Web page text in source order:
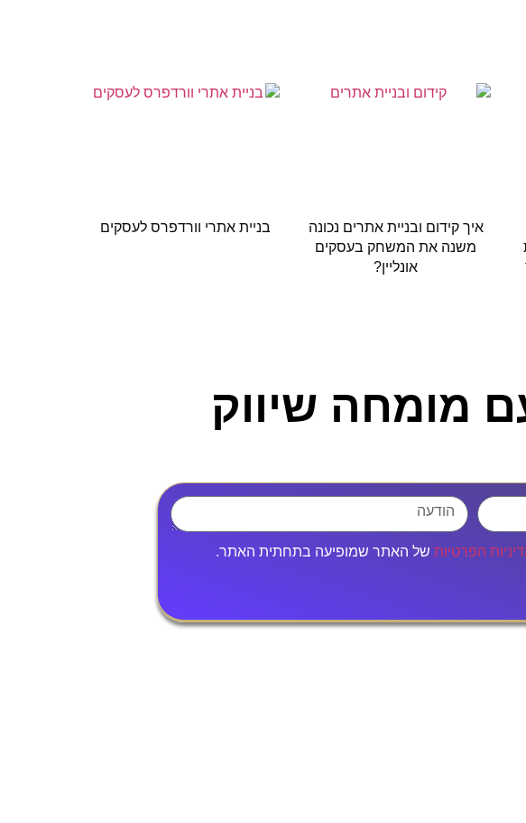
איך קידום ובניית אתרים נכונה
משנה את המשחק בעסקים
אונליין?
בניית אתרי וורדפרס לעסקים
מומחה שיווק
הפרטיותשל האתר שמופיעה בתחתית האתר.